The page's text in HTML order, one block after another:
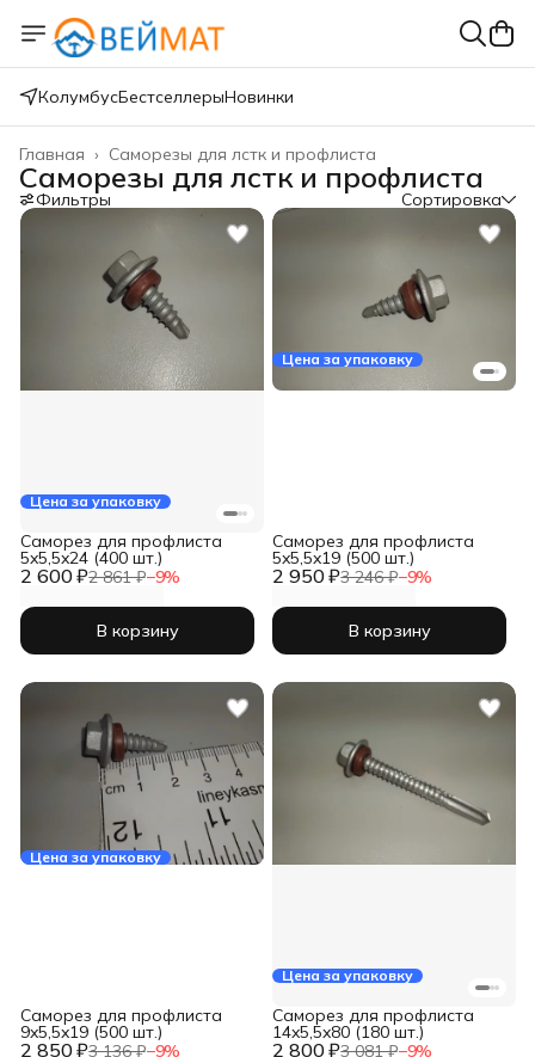
КолумбусБестселлерыНовинки
Саморезы для лстк и профлиста
Главная ›
Саморезы для лстк и профлиста
Фильтры Сортировка
Цена за упаковку
2 600 ₽2 861 ₽−9%
Саморез для профлиста
5x5,5x24 (400 шт.)
В корзину
Цена за упаковку
2 950 ₽3 246 ₽−9%
Саморез для профлиста
5x5,5x19 (500 шт.)
В корзину
Цена за упаковку
2 850 ₽3 136 ₽−9%
Саморез для профлиста
9x5,5x19 (500 шт.)
Цена за упаковку
2 800 ₽3 081 ₽−9%
Саморез для профлиста
14x5,5x80 (180 шт.)